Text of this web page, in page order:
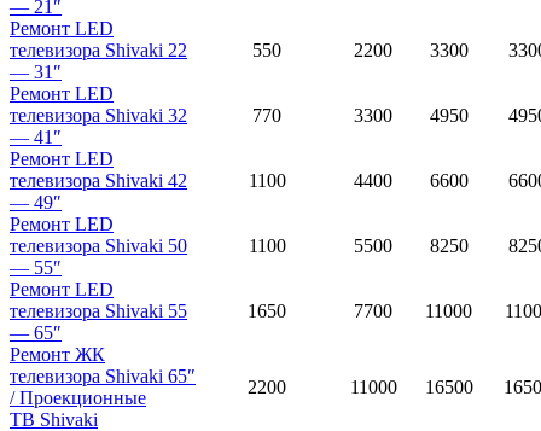
— 21″
Ремонт LED
телевизора Shivaki 22
— 31″
550 2200 3300
Ремонт LED
телевизора Shivaki 32
— 41″
770 3300 4950
Ремонт LED
телевизора Shivaki 42
— 49″
1100 4400 6600
Ремонт LED
телевизора Shivaki 50
— 55″
1100 5500 8250
Ремонт LED
телевизора Shivaki 55
— 65″
1650 7700 11000
Ремонт ЖК
телевизора Shivaki 65″
/ Проекционные
ТВ Shivaki
2200 11000 16500